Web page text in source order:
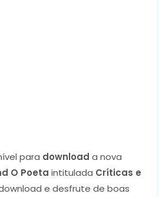
para download a nova
O Poeta intitulada Críticas e
e desfrute de boas